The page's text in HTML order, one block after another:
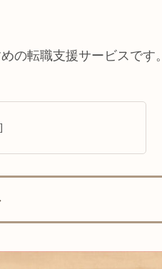
の転職支援サービスです。